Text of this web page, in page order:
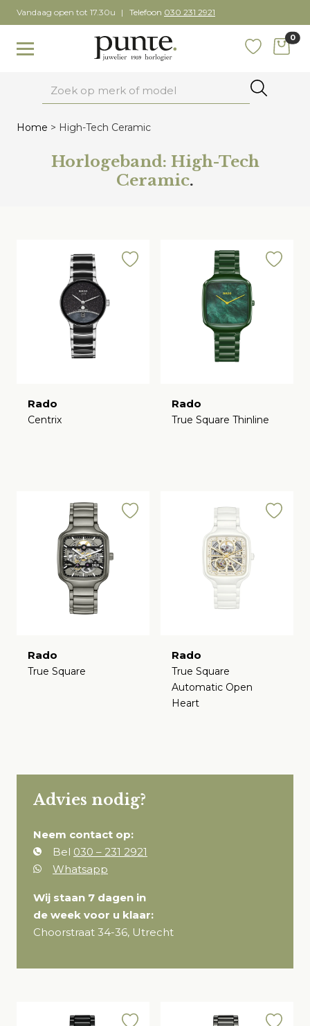
Skip
to
content
Vandaag open tot 17.30u Telefoon 030 231 2921
Toggle navigation
0
Home > High-Tech Ceramic
Horlogeband: High-Tech
Ceramic.
Rado
Centrix
Rado
True Square Thinline
Rado
True Square
Rado
True Square
Automatic Open
Heart
Advies nodig?
Neem contact op:
Bel 030 – 231 2921
Whatsapp
Wij staan 7 dagen in
de week voor u klaar:
Choorstraat 34-36, Utrecht